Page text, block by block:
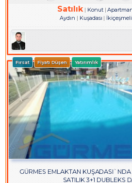
Satılık Konut
Aydın
Kuşadası
Fırsat Fiyatı Düşen Yatırımlık
GÜRMES EMLAKTAN
SATILIK 3+1 DUBLEKS